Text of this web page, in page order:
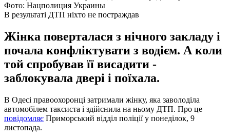
Фото: Нацполиция Украины
В результаті ДТП ніхто не постраждав
Жінка поверталася з нічного закладу і
почала конфліктувати з водієм. А коли
той спробував її висадити -
заблокувала двері і поїхала.
В Одесі правоохоронці затримали жінку, яка заволоділа
автомобілем таксиста і здійснила на ньому ДТП. Про це
повідомляє Приморський відділ поліції у понеділок, 9
листопада.